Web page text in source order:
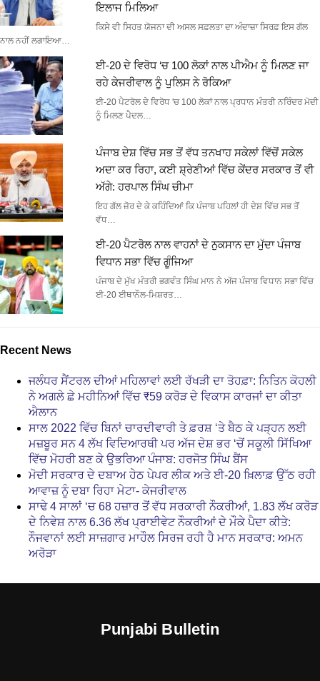
ਇਲਾਜ ਮਿਲਿਆ
ਕਿਸੇ ਵੀ ਸਿਹਤ ਯੋਜਨਾ ਦੀ ਅਸਲ ਸਫ਼ਲਤਾ ਦਾ ਅੰਦਾਜ਼ਾ ਸਿਰਫ਼ ਇਸ ਗੱਲ
ਨਾਲ ਨਹੀਂ ਲਗਾਇਆ…
ਈ-20 ਦੇ ਵਿਰੋਧ ‘ਚ 100 ਲੋਕਾਂ ਨਾਲ ਪੀਐਮ ਨੂੰ ਮਿਲਣ ਜਾ
ਰਹੇ ਕੇਜਰੀਵਾਲ ਨੂੰ ਪੁਲਿਸ ਨੇ ਰੋਕਿਆ
ਈ-20 ਪੈਟਰੋਲ ਦੇ ਵਿਰੋਧ 'ਚ 100 ਲੋਕਾਂ ਨਾਲ ਪ੍ਰਧਾਨ ਮੰਤਰੀ ਨਰਿੰਦਰ ਮੋਦੀ
ਨੂੰ ਮਿਲਣ ਪੈਦਲ…
ਪੰਜਾਬ ਦੇਸ਼ ਵਿੱਚ ਸਭ ਤੋਂ ਵੱਧ ਤਨਖਾਹ ਸਕੇਲਾਂ ਵਿੱਚੋਂ ਸਕੇਲ
ਅਦਾ ਕਰ ਰਿਹਾ, ਕਈ ਸ਼੍ਰੇਣੀਆਂ ਵਿੱਚ ਕੇਂਦਰ ਸਰਕਾਰ ਤੋਂ ਵੀ
ਅੱਗੇ: ਹਰਪਾਲ ਸਿੰਘ ਚੀਮਾ
ਇਹ ਗੱਲ ਜ਼ੋਰ ਦੇ ਕੇ ਕਹਿੰਦਿਆਂ ਕਿ ਪੰਜਾਬ ਪਹਿਲਾਂ ਹੀ ਦੇਸ਼ ਵਿੱਚ ਸਭ ਤੋਂ
ਵੱਧ…
ਈ-20 ਪੈਟਰੋਲ ਨਾਲ ਵਾਹਨਾਂ ਦੇ ਨੁਕਸਾਨ ਦਾ ਮੁੱਦਾ ਪੰਜਾਬ
ਵਿਧਾਨ ਸਭਾ ਵਿੱਚ ਗੂੰਜਿਆ
ਪੰਜਾਬ ਦੇ ਮੁੱਖ ਮੰਤਰੀ ਭਗਵੰਤ ਸਿੰਘ ਮਾਨ ਨੇ ਅੱਜ ਪੰਜਾਬ ਵਿਧਾਨ ਸਭਾ ਵਿੱਚ
ਈ-20 ਈਥਾਨੌਲ-ਮਿਸ਼ਰਤ…
Recent News
ਜਲੰਧਰ ਸੈਂਟਰਲ ਦੀਆਂ ਮਹਿਲਾਵਾਂ ਲਈ ਰੱਖੜੀ ਦਾ ਤੋਹਫ਼ਾ: ਨਿਤਿਨ ਕੋਹਲੀ
ਨੇ ਅਗਲੇ ਛੇ ਮਹੀਨਿਆਂ ਵਿੱਚ ₹59 ਕਰੋੜ ਦੇ ਵਿਕਾਸ ਕਾਰਜਾਂ ਦਾ ਕੀਤਾ
ਐਲਾਨ
ਸਾਲ 2022 ਵਿੱਚ ਬਿਨਾਂ ਚਾਰਦੀਵਾਰੀ ਤੇ ਫ਼ਰਸ਼ ‘ਤੇ ਬੈਠ ਕੇ ਪੜ੍ਹਨ ਲਈ
ਮਜ਼ਬੂਰ ਸਨ 4 ਲੱਖ ਵਿਦਿਆਰਥੀ ਪਰ ਅੱਜ ਦੇਸ਼ ਭਰ ‘ਚੋਂ ਸਕੂਲੀ ਸਿੱਖਿਆ
ਵਿੱਚ ਮੋਹਰੀ ਬਣ ਕੇ ਉਭਰਿਆ ਪੰਜਾਬ: ਹਰਜੋਤ ਸਿੰਘ ਬੈਂਸ
ਮੋਦੀ ਸਰਕਾਰ ਦੇ ਦਬਾਅ ਹੇਠ ਪੇਪਰ ਲੀਕ ਅਤੇ ਈ-20 ਖ਼ਿਲਾਫ਼ ਉੱਠ ਰਹੀ
ਆਵਾਜ਼ ਨੂੰ ਦਬਾ ਰਿਹਾ ਮੇਟਾ- ਕੇਜਰੀਵਾਲ
ਸਾਢੇ 4 ਸਾਲਾਂ ‘ਚ 68 ਹਜ਼ਾਰ ਤੋਂ ਵੱਧ ਸਰਕਾਰੀ ਨੌਕਰੀਆਂ, 1.83 ਲੱਖ ਕਰੋੜ
ਦੇ ਨਿਵੇਸ਼ ਨਾਲ 6.36 ਲੱਖ ਪ੍ਰਾਈਵੇਟ ਨੌਕਰੀਆਂ ਦੇ ਮੌਕੇ ਪੈਦਾ ਕੀਤੇ:
ਨੌਜਵਾਨਾਂ ਲਈ ਸਾਜ਼ਗਾਰ ਮਾਹੌਲ ਸਿਰਜ ਰਹੀ ਹੈ ਮਾਨ ਸਰਕਾਰ: ਅਮਨ
ਅਰੋੜਾ
Punjabi Bulletin